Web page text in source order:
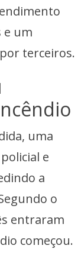
e um
terceiros.
uma
e
a
o
entraram
começou.